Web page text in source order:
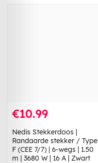
€10.99
Nedis Stekkerdoos |
Randaarde stekker / Type
F (CEE 7/7) | 6-wegs | 1.50
m | 3680 W | 16 A | Zwart